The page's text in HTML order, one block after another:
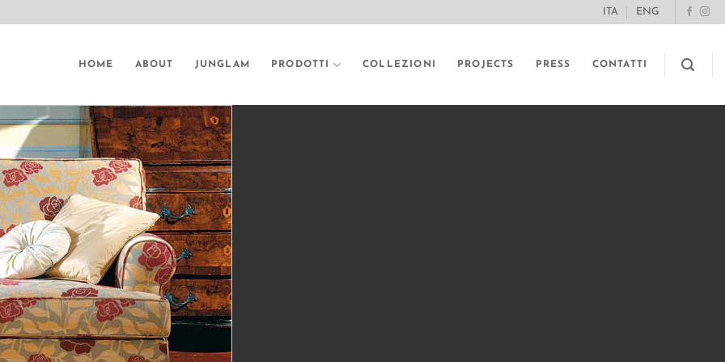
ITA ENG
HOME ABOUT JUNGLAM PRODOTTI COLLEZIONI PROJECTS PRESS CONTATTI